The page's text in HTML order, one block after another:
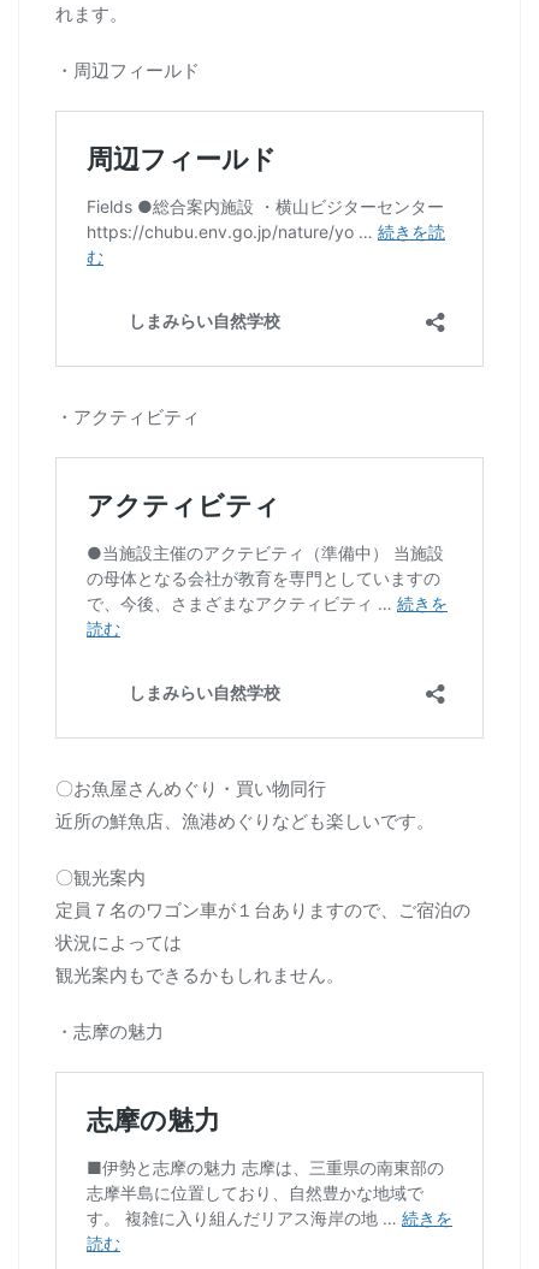
れます。
・周辺フィールド
・アクティビティ
〇お魚屋さんめぐり・買い物同行
近所の鮮魚店、漁港めぐりなども楽しいです。
〇観光案内
定員７名のワゴン車が１台ありますので、ご宿泊の
状況によっては
観光案内もできるかもしれません。
・志摩の魅力